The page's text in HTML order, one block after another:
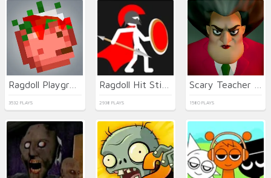
3532 PLAYS 2938 PLAYS 1580 PLAYS